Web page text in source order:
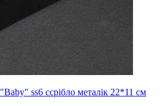
"Baby" ss6 cсрібло металік 22*11 см